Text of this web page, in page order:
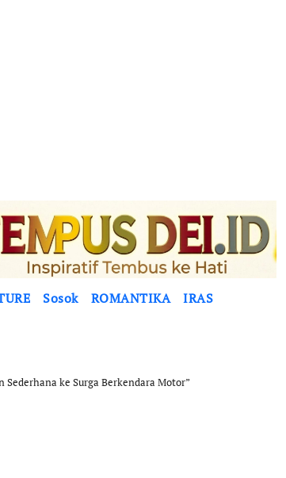
Sosok ROMANTIKA IRAS
Sederhana ke Surga Berkendara Motor”